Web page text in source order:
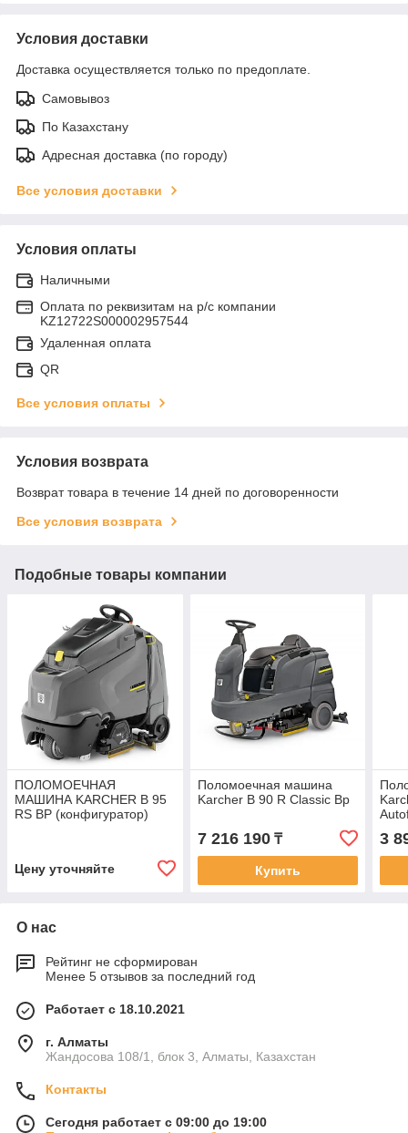
Условия доставки
Доставка осуществляется только по предоплате.
Самовывоз
По Казахстану
Адресная доставка (по городу)
Все условия доставки
Условия оплаты
Наличными
Оплата по реквизитам на р/с компании
KZ12722S000002957544
Удаленная оплата
QR
Все условия оплаты
Условия возврата
Возврат товара в течение 14 дней по договоренности
Все условия возврата
Подобные товары компании
ПОЛОМОЕЧНАЯ
МАШИНА KARCHER B 95
RS BP (конфигуратор)
Цену уточняйте
Поломоечная машина
Karcher B 90 R Classic Bp
7 216 190₸
Купить
3
О нас
Рейтинг не сформирован
Менее 5 отзывов за последний год
Работает с 18.10.2021
г. Алматы
Жандосова 108/1, блок 3, Алматы, Казахстан
Контакты
Сегодня работает с 09:00 до 19:00